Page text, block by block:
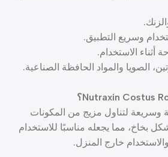
وسريع التطبيق.
أثناء الاستخدام.
الصويا والمواد الحافظة الصناعية.
وسريعة لتناول مزيج من المكونات
بخاخ، مما يجعله مناسبًا للاستخدام
خارج المنزل.